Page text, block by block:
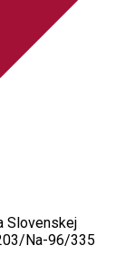
Slovenskej
Na-96/335